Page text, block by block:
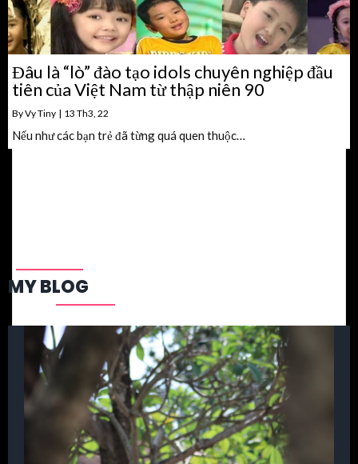
Đâu là “lò” đào tạo idols chuyên nghiệp đầu
tiên của Việt Nam từ thập niên 90
ByVy Tiny | 13 Th3, 22
Nếu như các bạn trẻ đã từng quá quen thuộc…
MY BLOG